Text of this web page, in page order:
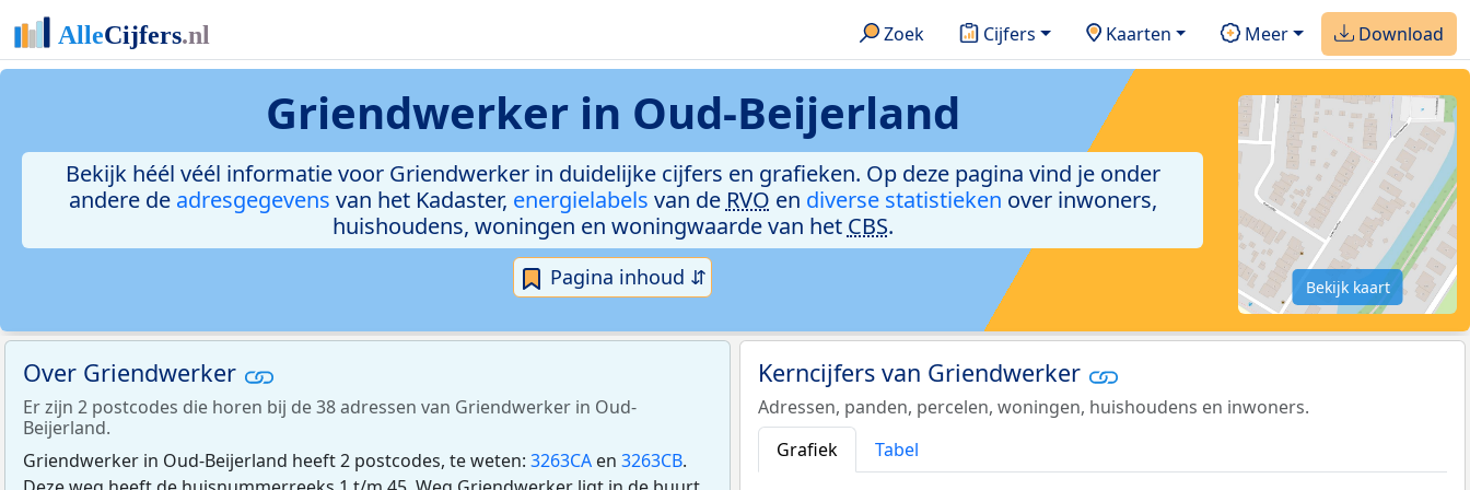
Zoek Cijfers Kaarten Meer Download
Griendwerker in Oud-Beijerland
Bekijk héél véél informatie voor Griendwerker in duidelijke cijfers en grafieken. Op deze pagina vind je onder
andere de adresgegevens van het Kadaster, energielabels van de RVO en diverse statistieken over inwoners,
huishoudens, woningen en woningwaarde van het CBS.
Pagina inhoud ⇵ Bekijk kaart
Over Griendwerker
Er zijn 2 postcodes die horen bij de 38 adressen van Griendwerker in Oud-
Beijerland.
Griendwerker in Oud-Beijerland heeft 2 postcodes, te weten: 3263CA en 3263CB.
Kerncijfers van Griendwerker
Adressen, panden, percelen, woningen, huishoudens en inwoners.
Grafiek
Tabel